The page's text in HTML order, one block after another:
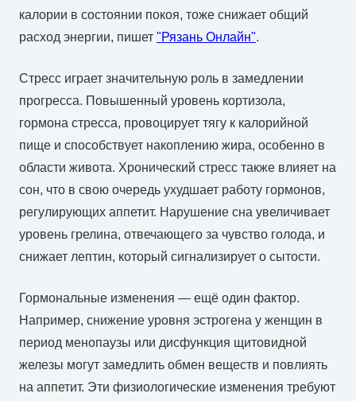
калории в состоянии покоя, тоже снижает общий
расход энергии, пишет "Рязань Онлайн".
Стресс играет значительную роль в замедлении
прогресса. Повышенный уровень кортизола,
гормона стресса, провоцирует тягу к калорийной
пище и способствует накоплению жира, особенно в
области живота. Хронический стресс также влияет на
сон, что в свою очередь ухудшает работу гормонов,
регулирующих аппетит. Нарушение сна увеличивает
уровень грелина, отвечающего за чувство голода, и
снижает лептин, который сигнализирует о сытости.
Гормональные изменения — ещё один фактор.
Например, снижение уровня эстрогена у женщин в
период менопаузы или дисфункция щитовидной
железы могут замедлить обмен веществ и повлиять
на аппетит. Эти физиологические изменения требуют